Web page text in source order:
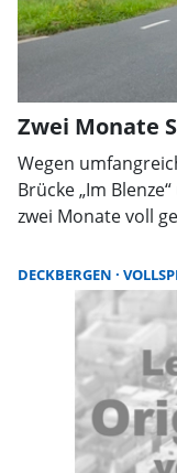
Zwei Monate
Wegen
Brücke „Im
zwei Monate voll
Landesbehörde
befahrbar.
DECKBERGEN